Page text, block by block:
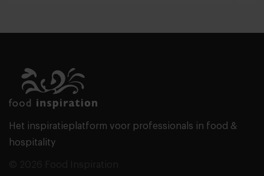
Het inspiratieplatform voor professionals in food &
hospitality